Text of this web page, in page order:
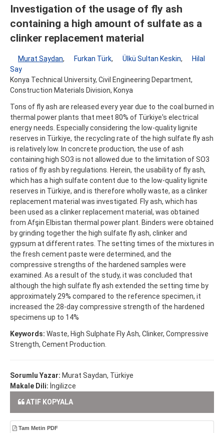
Investigation of the usage of fly ash
containing a high amount of sulfate as a
clinker replacement material
Murat Saydan, Furkan Türk, Ülkü Sultan Keskin,
Hilal
Say
Konya Technical University, Civil Engineering Department,
Construction Materials Division, Konya
Tons of fly ash are released every year due to the coal burned in
thermal power plants that meet 80% of Türkiye's electrical
energy needs. Especially considering the low-quality lignite
reserves in Türkiye, the recycling rate of the high sulfate fly ash
is relatively low. In concrete production, the use of ash
containing high SO3 is not allowed due to the limitation of SO3
ratios of fly ash by regulations. Herein, the usability of fly ash,
which has a high sulfate content due to the low-quality lignite
reserves in Türkiye, and is therefore wholly waste, as a clinker
replacement material was investigated. Fly ash, which has
been used as a clinker replacement material, was obtained
from Afşin Elbistan thermal power plant. Binders were obtained
by grinding together the high sulfate fly ash, clinker and
gypsum at different rates. The setting times of the mixtures in
the fresh cement paste were determined, and the
compressive strengths of the hardened samples were
examined. As a result of the study, it was concluded that
although the high sulfate fly ash extended the setting time by
approximately 29% compared to the reference specimen, it
increased the 28-day compressive strength of the hardened
specimens up to 14%
Keywords: Waste, High Sulphate Fly Ash, Clinker, Compressive
Strength, Cement Production.
Sorumlu Yazar: Murat Saydan, Türkiye
Makale Dili: İngilizce
ATIF KOPYALA
Tam Metin PDF